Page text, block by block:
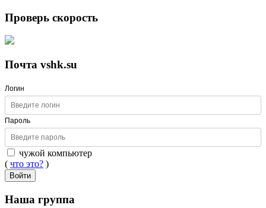
Проверь скорость
Почта vshk.su
Логин
Пароль
чужой компьютер
( что это? )
Войти
Наша группа